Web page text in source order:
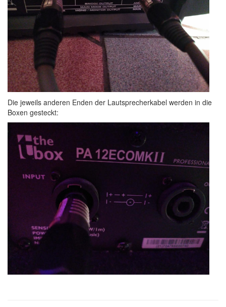
Die jeweils anderen Enden der Lautsprecherkabel werden in die
Boxen gesteckt: